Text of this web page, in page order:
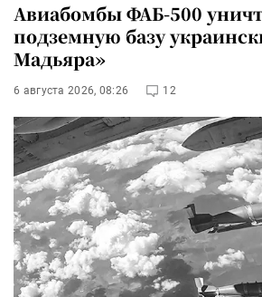
Авиабомбы ФАБ-500
подземную базу
Мадьяра»
6 августа 2026, 08:26 12